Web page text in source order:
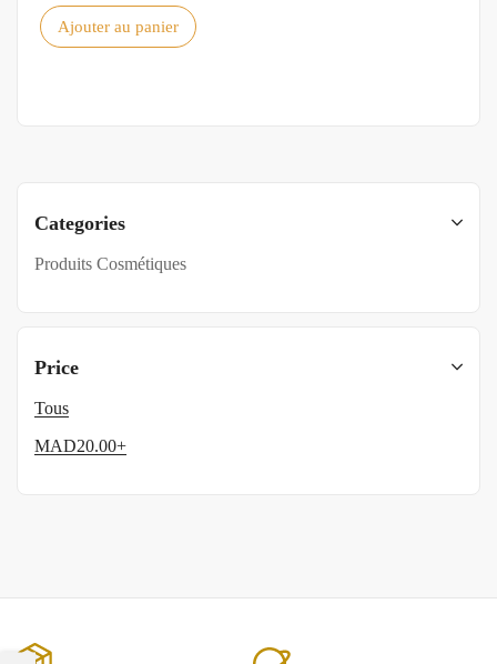
Categories
Produits Cosmétiques
Price
Tous
MAD20.00+
Ajouter au panier